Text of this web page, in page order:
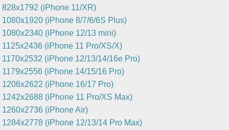
828x1792 (iPhone 11/XR)
1080x1920 (iPhone 8/7/6/6S Plus)
1080x2340 (iPhone 12/13 mini)
1125x2436 (iPhone 11 Pro/XS/X)
1170x2532 (iPhone 12/13/14/16e Pro)
1179x2556 (iPhone 14/15/16 Pro)
1206x2622 (iPhone 16/17 Pro)
1242x2688 (iPhone 11 Pro/XS Max)
1260x2736 (iPhone Air)
1284x2778 (iPhone 12/13/14 Pro Max)